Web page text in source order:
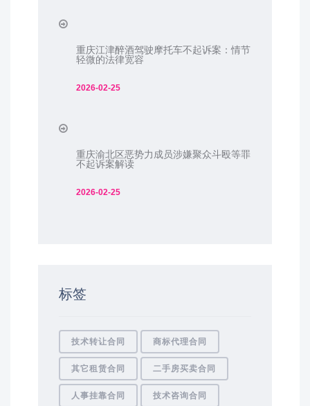
重庆江津醉酒驾驶摩托车不起诉案：情节
轻微的法律宽容
2026-02-25
重庆渝北区恶势力成员涉嫌聚众斗殴等罪
不起诉案解读
2026-02-25
标签
技术转让合同 商标代理合同
其它租赁合同 二手房买卖合同
人事挂靠合同 技术咨询合同